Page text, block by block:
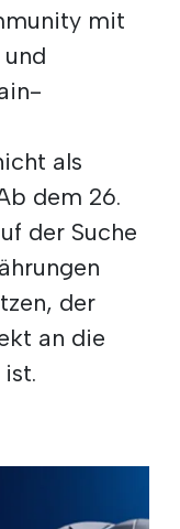
mit
als
dem 26.
der Suche
der
an die